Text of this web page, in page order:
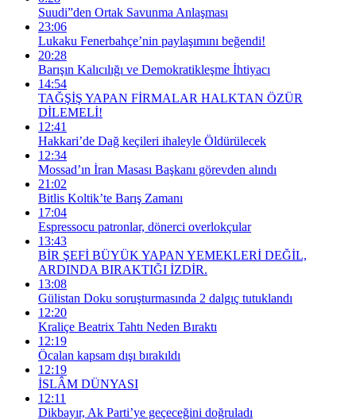
Suudi”den Ortak Savunma Anlaşması
23:06
Lukaku Fenerbahçe’nin paylaşımını beğendi!
20:28
Barışın Kalıcılığı ve Demokratikleşme İhtiyacı
14:54
TAĞŞİŞ YAPAN FİRMALAR HALKTAN ÖZÜR
DİLEMELİ!
12:41
Hakkari’de Dağ keçileri ihaleyle Öldürülecek
12:34
Mossad’ın İran Masası Başkanı görevden alındı
21:02
Bitlis Koltik’te Barış Zamanı
17:04
Espressocu patronlar, dönerci overlokçular
13:43
BİR ŞEFİ BÜYÜK YAPAN YEMEKLERİ DEĞİL,
ARDINDA BIRAKTIĞI İZDİR.
13:08
Gülistan Doku soruşturmasında 2 dalgıç tutuklandı
12:20
Kraliçe Beatrix Tahtı Neden Bıraktı
12:19
Öcalan kapsam dışı bırakıldı
12:19
İSLÂM DÜNYASI
12:11
Dikbayır, Ak Parti’ye geçeceğini doğruladı